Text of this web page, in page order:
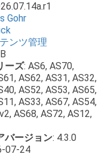
Gohr
ンツ管理
ーズ: AS6, AS70,
AS62, AS31, AS32,
AS52, AS53, AS65,
AS33, AS67, AS54,
AS68, AS72, AS12,
バージョン: 4.3.0
07-24